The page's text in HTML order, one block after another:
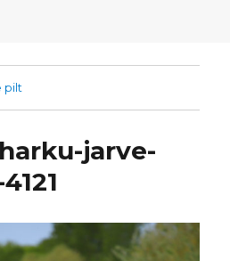
pilt
jarve-